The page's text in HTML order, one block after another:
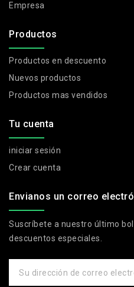
Empresa
Productos
Productos en descuento
Nuevos productos
Productos mas vendidos
Tu cuenta
iniciar sesión
Crear cuenta
Envianos un correo
Suscríbete a nuestro último
descuentos especiales.